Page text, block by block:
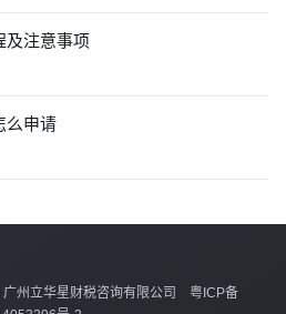
及注意事项
么申请
州立华星财税咨询有限公司 粤ICP备